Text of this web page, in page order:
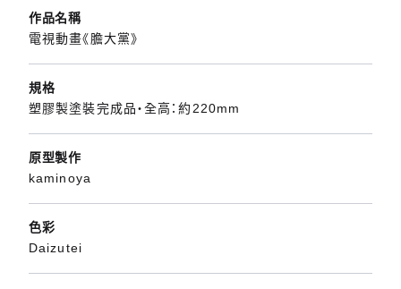
作品名稱
電視動畫《膽大黨》
規格
塑膠製塗裝完成品・全高：約220mm
原型製作
kaminoya
色彩
Daizutei